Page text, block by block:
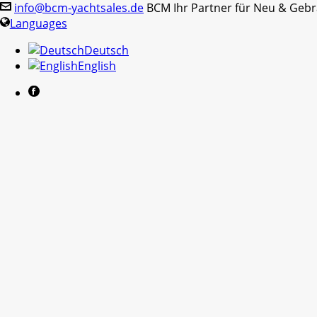
info@bcm-yachtsales.de BCM Ihr Partner für Neu &
Languages
Deutsch
English